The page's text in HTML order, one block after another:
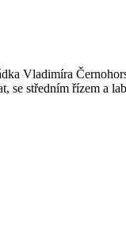
Vladimíra
se středním řízem a